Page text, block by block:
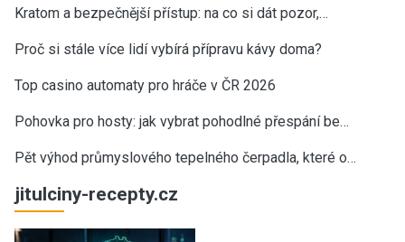
Kratom a bezpečnější přístup: na co si dát pozor,…
Proč si stále více lidí vybírá přípravu kávy doma?
Top casino automaty pro hráče v ČR 2026
Pohovka pro hosty: jak vybrat pohodlné přespání be…
Pět výhod průmyslového tepelného čerpadla, které o…
jitulciny-recepty.cz